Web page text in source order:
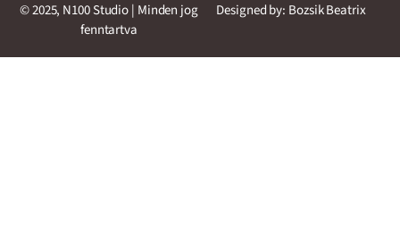
© 2025, N100 Studio | Minden jog
fenntartva
Designed by: Bozsik Beatrix